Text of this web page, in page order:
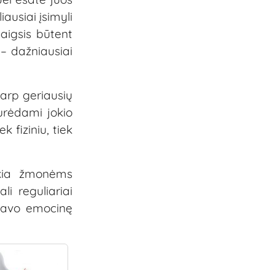
įsimyli
būtent
dažniausiai
geriausių
jokio
fiziniu, tiek
žmonėms
reguliariai
emocinę